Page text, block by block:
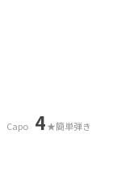
Capo 4★簡単弾き